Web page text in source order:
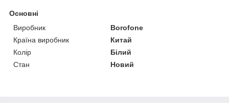
Основні
Виробник
Borofone
Країна виробник
Китай
Колір
Білий
Стан
Новий